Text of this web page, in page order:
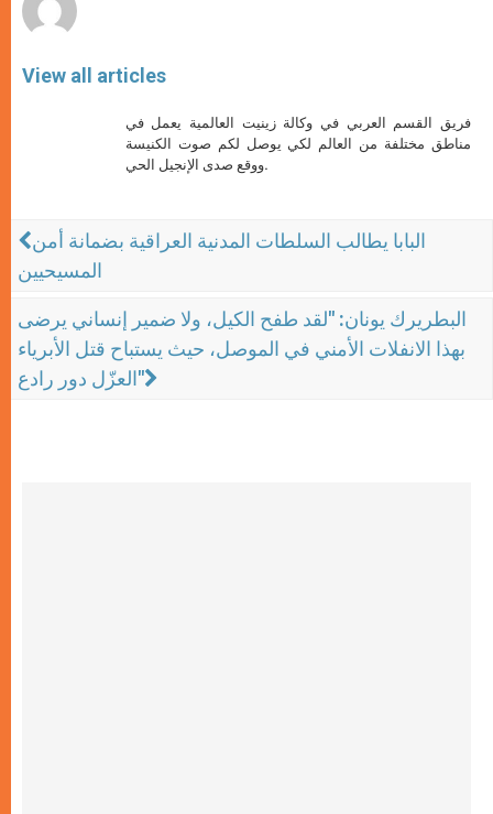
View all articles
فريق القسم العربي في وكالة زينيت العالمية يعمل في
مناطق مختلفة من العالم لكي يوصل لكم صوت الكنيسة
ووقع صدى الإنجيل الحي.
البابا يطالب السلطات المدنية العراقية بضمانة أمن
المسيحيين
البطريرك يونان: "لقد طفح الكيل، ولا ضمير إنساني يرضى
بهذا الانفلات الأمني في الموصل، حيث يستباح قتل الأبرياء
العزّل دور رادع"